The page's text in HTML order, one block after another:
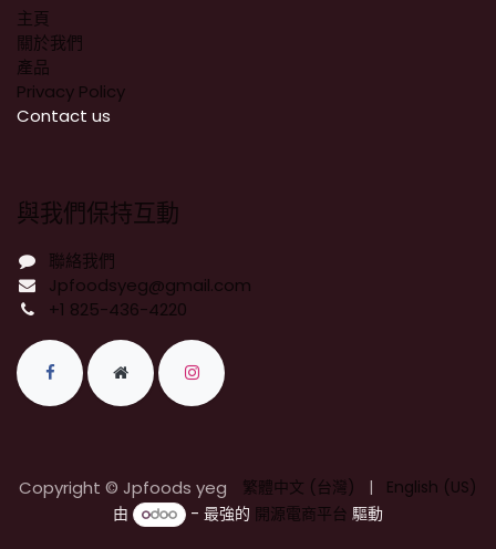
主頁
關於我們
產品
Privacy Policy
​Contact us
與我們保持互動
聯絡我們
Jpfoodsyeg@gmail.com
+1 825-436-4220
Copyright © Jpfoods yeg 繁體中文 (台灣) |
English (US)
由
- 最強的 開源電商平台 驅動